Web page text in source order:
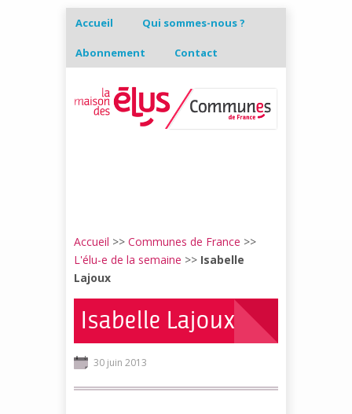
Accueil Qui sommes-nous ?
Abonnement Contact
Accueil >> Communes de France >>
L'élu-e de la semaine >> Isabelle
Lajoux
Isabelle Lajoux
30 juin 2013